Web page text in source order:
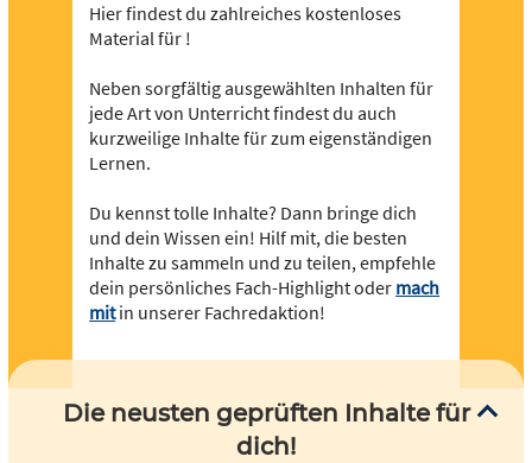
Hier findest du zahlreiches kostenloses
Material für !
Neben sorgfältig ausgewählten Inhalten für
jede Art von Unterricht findest du auch
kurzweilige Inhalte für zum eigenständigen
Lernen.
Du kennst tolle Inhalte? Dann bringe dich
und dein Wissen ein! Hilf mit, die besten
Inhalte zu sammeln und zu teilen, empfehle
dein persönliches Fach-Highlight oder mach
mitin unserer Fachredaktion!
Die neusten geprüften Inhalte für
dich!